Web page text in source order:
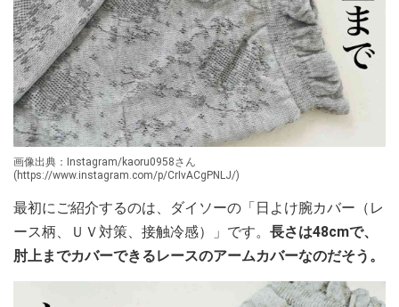
画像出典：Instagram/kaoru0958さん
(https://www.instagram.com/p/CrIvACgPNLJ/)
最初にご紹介するのは、ダイソーの「日よけ腕カバー（レ
ース柄、ＵＶ対策、接触冷感）」です。 長さは48cmで、
肘上までカバーできるレースのアームカバーなのだそう。